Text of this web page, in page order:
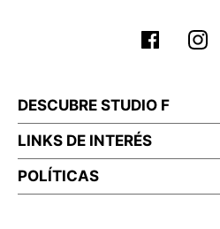
DESCUBRE STUDIO F
LINKS DE INTERÉS
POLÍTICAS